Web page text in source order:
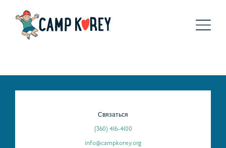
Связаться
(360) 416-4100
info@campkorey.org